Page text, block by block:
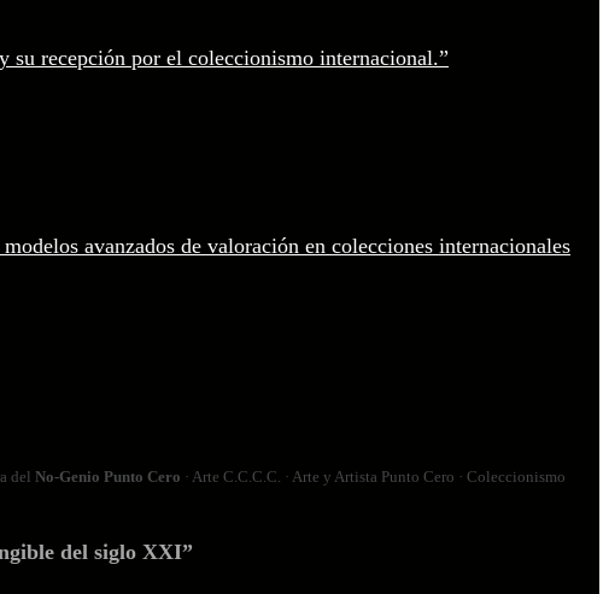
del No‑Genio Punto Cero · Arte C.C.C.C. · Arte y Artista Punto Cero · Coleccionismo
del siglo XXI”